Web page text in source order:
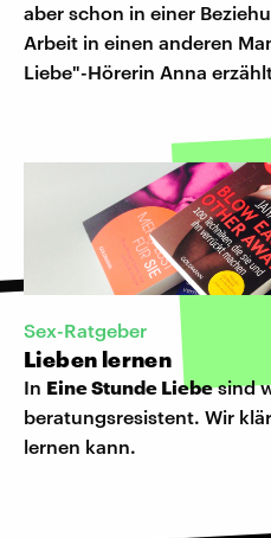
aber schon in einer
Arbeit in einen anderen
Liebe"-Hörerin Anna
Sex-Ratgeber
Lieben lernen
In Eine Stunde Liebesind
beratungsresistent. Wir
lernen kann.